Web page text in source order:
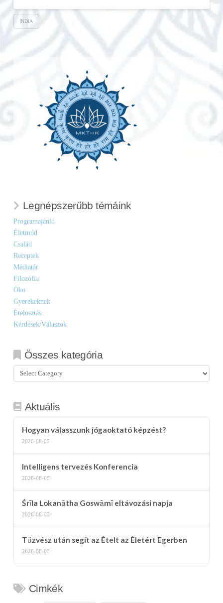
INDIA
Legnépszerűbb témáink
Programajánló
Életmód
Család
Receptek
Médiatár
Filozófia
Öko
Gyerekeknek
Ételosztás
Kérdések/Válaszok
Összes kategória
Összes
kategória
Aktuális
Hogyan válasszunk jógaoktató képzést?
2026-08-05
Intelligens tervezés Konferencia
2026-08-05
Śrīla Lokanātha Goswāmī eltávozási napja
2026-08-03
Tűzvész után segít az Ételt az Életért Egerben
2026-08-03
Cimkék